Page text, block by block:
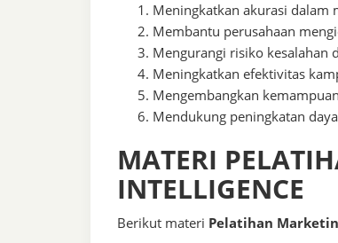
Meningkatkan akurasi dalam
Membantu perusahaan
Mengurangi risiko kesalahan
Meningkatkan efektivitas
Mengembangkan
Mendukung peningkatan
MATERI
INTELLIGENCE
Berikut materi Pelatihan